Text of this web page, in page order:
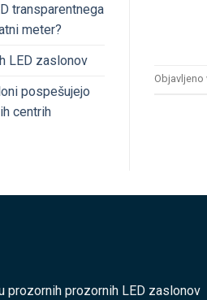
transparentnega
meter?
LED zaslonov
pospešujejo
centrih
Objavljeno
prozornih prozornih LED zaslonov